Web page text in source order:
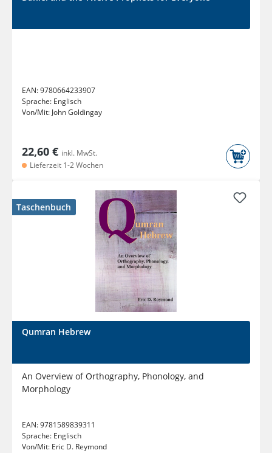
EAN:9780664233907
Sprache: Englisch
Von/Mit: John Goldingay
22,60 € inkl. MwSt.
Lieferzeit 1-2 Wochen
Taschenbuch
Qumran Hebrew
An Overview of Orthography, Phonology, and
Morphology
EAN:9781589839311
Sprache: Englisch
Von/Mit: Eric D. Reymond